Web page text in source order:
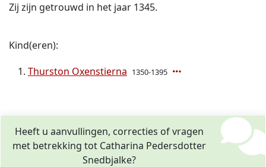
Zij zijn getrouwd in het jaar 1345.
Kind(eren):
Thurston Oxenstierna 1350-1395
Heeft u aanvullingen, correcties of vragen
met betrekking tot Catharina Pedersdotter
Snedbjalke?